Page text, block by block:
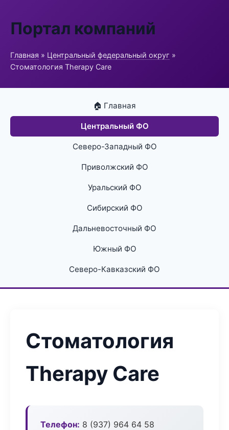
Портал компаний
Главная » Центральный федеральный округ »
Стоматология Therapy Care
🏠 Главная
Центральный ФО
Северо-Западный ФО
Приволжский ФО
Уральский ФО
Сибирский ФО
Дальневосточный ФО
Южный ФО
Северо-Кавказский ФО
Стоматология
Therapy Care
Телефон: 8 (937) 964 64 58